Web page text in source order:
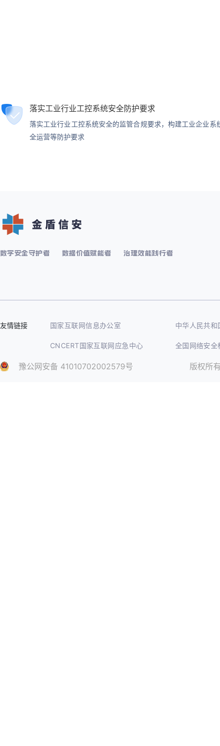
落实工业行业工控系统安全防护要求
落实工业行业工控系统安全的监管合规要求，构建工业企业系
全运营等防护要求
数字安全守护者 数据价值赋能者 治理效能践行者
友情链接 国家互联网信息办公室 中华人民共和
CNCERT国家互联网应急中心 全国网络安
豫公网安备 41010702002579号 版权所